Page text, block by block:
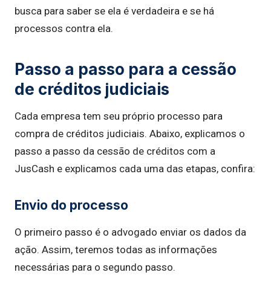
busca para saber se ela é verdadeira e se há
processos contra ela.
Passo a passo para a cessão
de créditos judiciais
Cada empresa tem seu próprio processo para
compra de créditos judiciais. Abaixo, explicamos o
passo a passo da cessão de créditos com a
JusCash e explicamos cada uma das etapas, confira:
Envio do processo
O primeiro passo é o advogado enviar os dados da
ação. Assim, teremos todas as informações
necessárias para o segundo passo.